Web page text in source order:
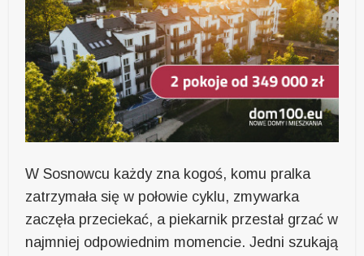
W Sosnowcu każdy zna kogoś, komu pralka
zatrzymała się w połowie cyklu, zmywarka
zaczęła przeciekać, a piekarnik przestał grzać w
najmniej odpowiednim momencie. Jedni szukają